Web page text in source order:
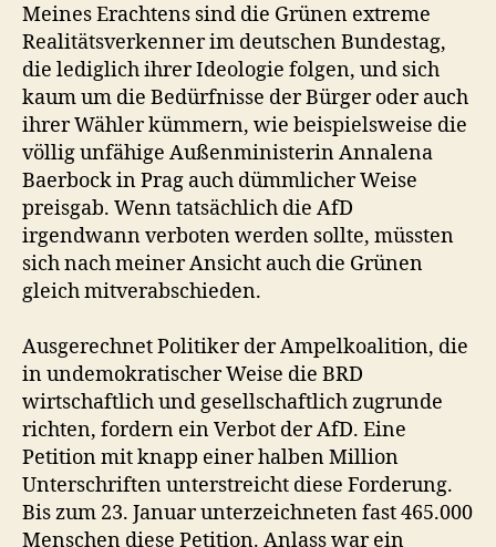
Meines Erachtens sind die Grünen extreme
Realitätsverkenner im deutschen Bundestag,
die lediglich ihrer Ideologie folgen, und sich
kaum um die Bedürfnisse der Bürger oder auch
ihrer Wähler kümmern, wie beispielsweise die
völlig unfähige Außenministerin Annalena
Baerbock in Prag auch dümmlicher Weise
preisgab. Wenn tatsächlich die AfD
irgendwann verboten werden sollte, müssten
sich nach meiner Ansicht auch die Grünen
gleich mitverabschieden.
Ausgerechnet Politiker der Ampelkoalition, die
in undemokratischer Weise die BRD
wirtschaftlich und gesellschaftlich zugrunde
richten, fordern ein Verbot der AfD. Eine
Petition mit knapp einer halben Million
Unterschriften unterstreicht diese Forderung.
Bis zum 23. Januar unterzeichneten fast 465.000
Menschen diese Petition. Anlass war ein